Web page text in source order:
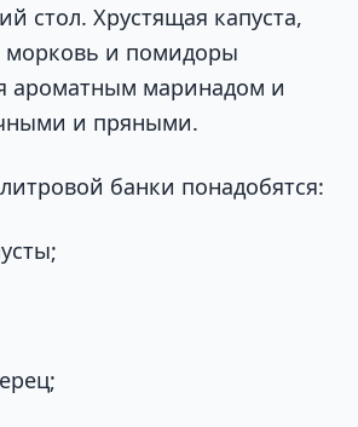
стол. Хрустящая капуста,
морковь и помидоры
ароматным маринадом и
и пряными.
банки понадобятся: